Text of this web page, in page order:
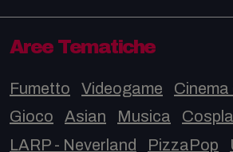
Aree Tematiche
Fumetto Videogame
Cinema
Gioco
Asian Musica
LARP - Neverland
PizzaPop